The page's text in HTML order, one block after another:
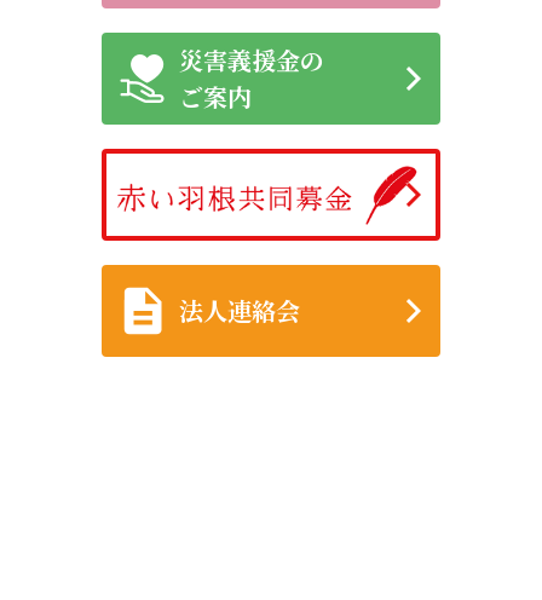
災害義援金の
ご案内
法人連絡会